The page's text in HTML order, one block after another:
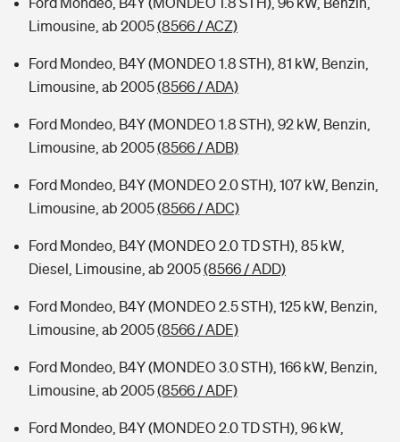
Limousine, ab 2005(8566 / ACZ)
Ford Mondeo, B4Y (MONDEO 1.8 STH), 81 kW, Benzin,
Limousine, ab 2005(8566 / ADA)
Ford Mondeo, B4Y (MONDEO 1.8 STH), 92 kW, Benzin,
Limousine, ab 2005(8566 / ADB)
Ford Mondeo, B4Y (MONDEO 2.0 STH), 107 kW, Benzin,
Limousine, ab 2005(8566 / ADC)
Ford Mondeo, B4Y (MONDEO 2.0 TD STH), 85 kW,
Diesel, Limousine, ab 2005(8566 / ADD)
Ford Mondeo, B4Y (MONDEO 2.5 STH), 125 kW, Benzin,
Limousine, ab 2005(8566 / ADE)
Ford Mondeo, B4Y (MONDEO 3.0 STH), 166 kW, Benzin,
Limousine, ab 2005(8566 / ADF)
Ford Mondeo, B4Y (MONDEO 2.0 TD STH), 96 kW,